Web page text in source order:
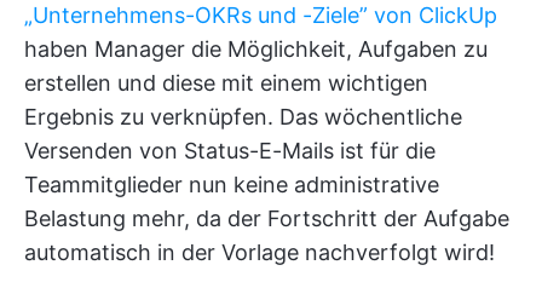
„Unternehmens-OKRs und -Ziele” von ClickUp
haben Manager die Möglichkeit, Aufgaben zu
erstellen und diese mit einem wichtigen
Ergebnis zu verknüpfen. Das wöchentliche
Versenden von Status-E-Mails ist für die
Teammitglieder nun keine administrative
Belastung mehr, da der Fortschritt der Aufgabe
automatisch in der Vorlage nachverfolgt wird!